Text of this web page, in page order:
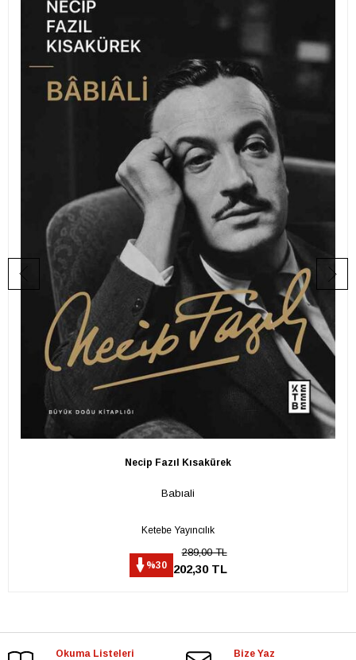
Necip Fazıl Kısakürek
Babıali
Ketebe Yayıncılık
%30
289,00 TL
202,30 TL
Okuma Listeleri
Bize Yaz